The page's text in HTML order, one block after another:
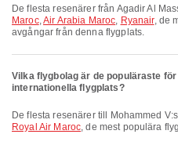
De flesta resenärer från Agadir Al
Maroc,Air Arabia Maroc, Ryanair, de
avgångar från denna flygplats.
Vilka flygbolag är de populäraste
internationella flygplats?
De flesta resenärer till Mohammed
Royal Air Maroc, de mest populära